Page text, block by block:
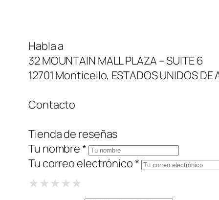
Habla a
32 MOUNTAIN MALL PLAZA – SUITE 6
12701 Monticello, ESTADOS UNIDOS DE
Contacto
Tienda de reseñas
Tu nombre *
Tu correo electrónico *
★1 Star
★★2 Stars
★★★3 Stars
★★★★4 Stars
★★★★★